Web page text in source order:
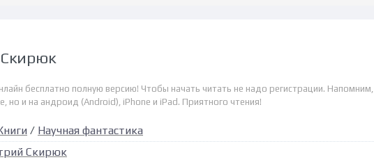
бесплатно полную версию! Чтобы начать читать не надо регистрации. Напомним,
но и на андроид (Android), iPhone и iPad. Приятного чтения!
/ Научная фантастика
Скирюк